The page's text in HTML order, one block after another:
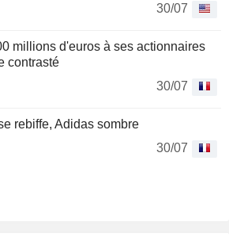
30/07
millions d'euros à ses actionnaires
contrasté
30/07
rebiffe, Adidas sombre
30/07